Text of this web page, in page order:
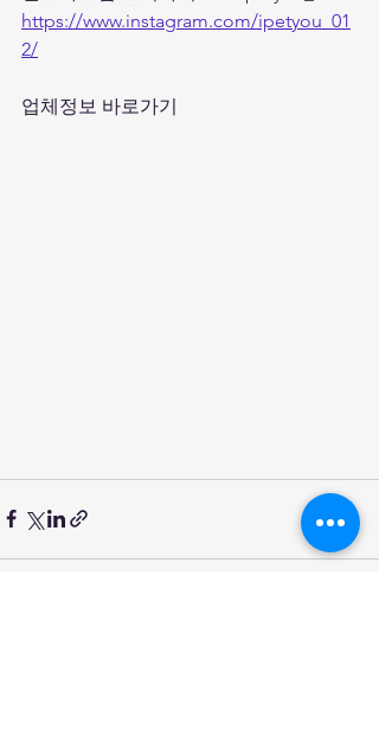
https://www.instagram.com/ipetyou_01
2/
업체정보 바로가기